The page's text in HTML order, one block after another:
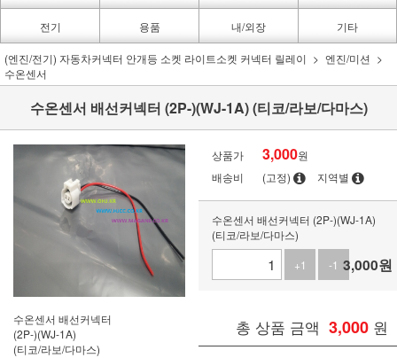
카페인트
전기 용품 내/외장 기타
(엔진/전기) 자동차커넥터 안개등 소켓 라이트소켓 커넥터 릴레이
엔진/미션
수온센서
수온센서 배선커넥터 (2P-)(WJ-1A) (티코/라보/다마스)
수온센서 배선커넥터
(2P-)(WJ-1A)
(티코/라보/다마스)
상품가 3,000원
배송비
(고정) 지역별
수온센서 배선커넥터 (2P-)(WJ-1A)
(티코/라보/다마스)
+1
-1 3,000원
총 상품 금액 3,000 원